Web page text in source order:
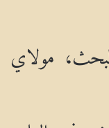
مولاي